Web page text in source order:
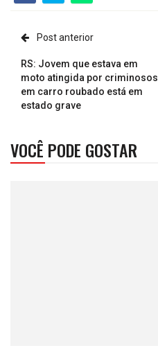
Post anterior
RS: Jovem que estava em
moto atingida por criminosos
em carro roubado está em
estado grave
VOCÊ PODE GOSTAR